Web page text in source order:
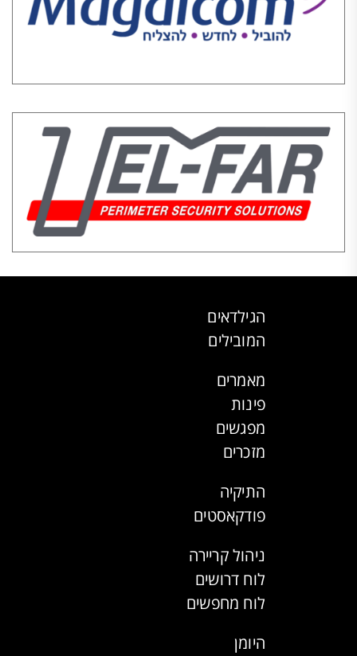
הגילדאים
המובילים
מאמרים
פינות
מפגשים
מזכרים
התיקיה
פודקאסטים
ניהול קריירה
לוח דרושים
לוח מחפשים
היומן